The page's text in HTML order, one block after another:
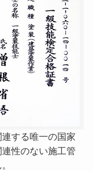
する唯一の国家
性のない施工管